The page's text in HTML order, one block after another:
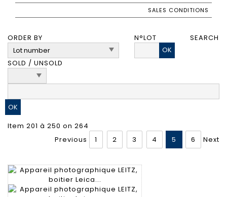
SALES CONDITIONS
ORDER BY
N°LOT
OK
SOLD / UNSOLD
SEARCH
Item 201 à 250 on 264
Previous
1 2 3 4 5 6 Next